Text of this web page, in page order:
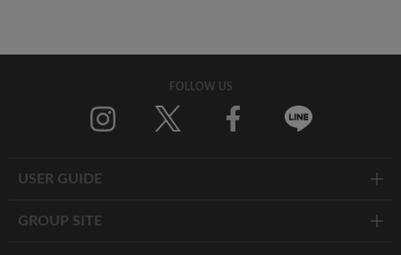
FOLLOW US
USER GUIDE
GROUP SITE